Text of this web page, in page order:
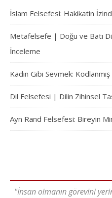
İslam Felsefesi: Hakikatin
Metafelsefe | Doğu ve Batı
İnceleme
Kadın Gibi Sevmek:
Dil Felsefesi | Dilin Zihinsel
Ayn Rand Felsefesi: Bireyin
"İnsan olmanın görevini